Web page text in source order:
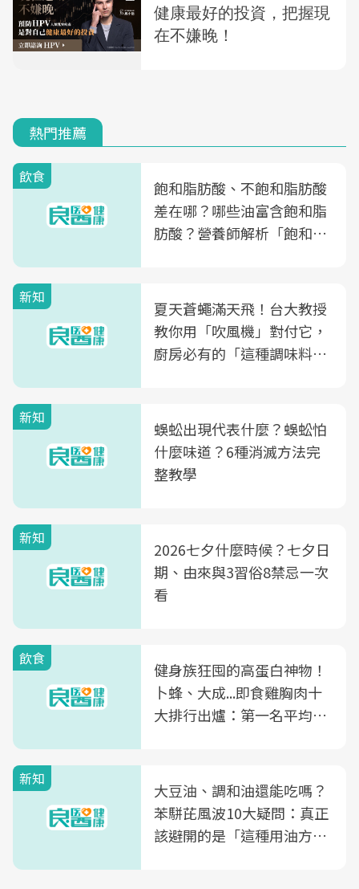
熱門推薦
飲食
飽和脂肪酸、不飽和脂肪酸
差在哪？哪些油富含飽和脂
肪酸？營養師解析「飽和脂
新知
夏天蒼蠅滿天飛！台大教授
教你用「吹風機」對付它，
廚房必有的「這種調味料」
新知
蜈蚣出現代表什麼？蜈蚣怕
什麼味道？6種消滅方法完
整教學
新知
2026七夕什麼時候？七夕日
期、由來與3習俗8禁忌一次
看
飲食
健身族狂囤的高蛋白神物！
卜蜂、大成...即食雞胸肉十
大排行出爐：第一名平均一
新知
大豆油、調和油還能吃嗎？
苯駢芘風波10大疑問：真正
該避開的是「這種用油方